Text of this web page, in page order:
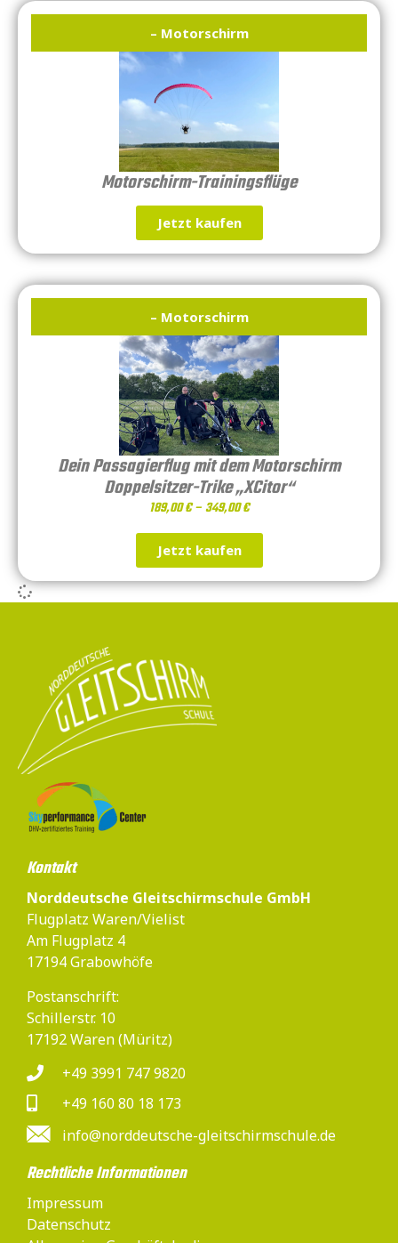
– Motorschirm
Motorschirm-Trainingsflüge
Jetzt kaufen
– Motorschirm
Dein Passagierflug mit dem Motorschirm
Doppelsitzer-Trike „XCitor“
189,00€–349,00€
Jetzt kaufen
Kontakt
Norddeutsche Gleitschirmschule GmbH
Flugplatz Waren/Vielist
Am Flugplatz 4
17194 Grabowhöfe
Postanschrift:
Schillerstr. 10
17192 Waren (Müritz)
+49 3991 747 9820
+49 160 80 18 173
info@norddeutsche-gleitschirmschule.de
Rechtliche Informationen
Impressum
Datenschutz